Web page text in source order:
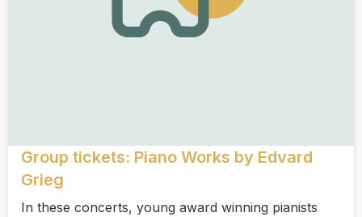
Group tickets: Piano Works by Edvard
Grieg
In these concerts, young award winning pianists